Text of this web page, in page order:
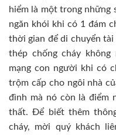
hiểm là một trong những
ngăn khói khi có 1 đám
thời gian để di chuyển
thép chống cháy
mạng con người khi có
trộm cấp cho ngôi nhà
đình mà nó còn là điểm
thất. Để biết thêm
cháy, mời quý khách